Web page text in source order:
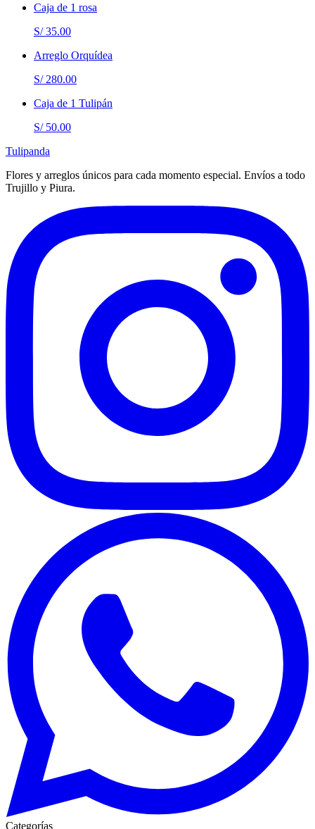
Caja de 1 rosa
S/ 35.00
Arreglo Orquídea
S/ 280.00
Caja de 1 Tulipán
S/ 50.00
Tulipanda
Flores y arreglos únicos para cada momento especial. Envíos a todo
Trujillo y Piura.
Categorías